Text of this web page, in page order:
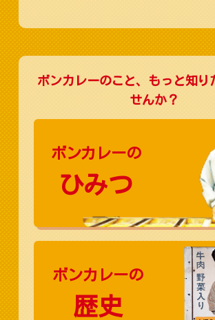
ボンカレーのこと、もっと知り
せんか？
ボンカレーの
ひみつ
ボンカレーの
歴史